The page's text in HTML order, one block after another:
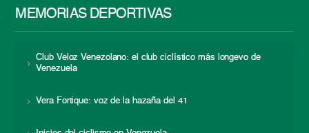
MEMORIAS DEPORTIVAS
Club Veloz Venezolano: el club ciclístico más longevo de
Venezuela
Vera Fortique: voz de la hazaña del 41